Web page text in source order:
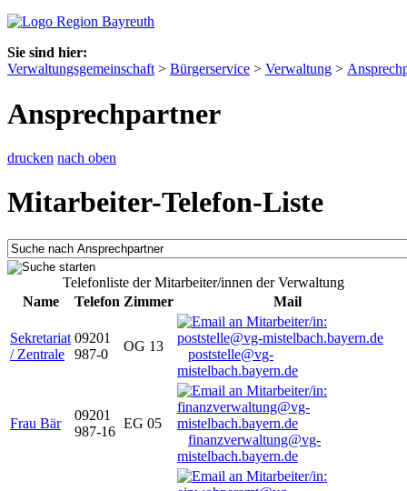
Sie sind hier:
Verwaltungsgemeinschaft > Bürgerservice > Verwaltung >
Ansprechpartner
drucken nach oben
Mitarbeiter-Telefon-Liste
Telefonliste der Mitarbeiter/innen der Verwaltung
Name
Telefon Zimmer Mail
Sekretariat
/ Zentrale
09201
987-0
OG 13
poststelle@vg-
mistelbach.bayern.de
Frau Bär
09201
987-16
EG 05
finanzverwaltung@vg-
mistelbach.bayern.de